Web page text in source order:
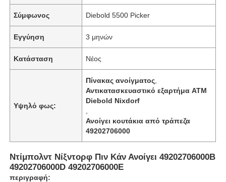
Σύμφωνος Diebold 5500 Picker
Εγγύηση 3 μηνών
Κατάσταση Νέος
Υψηλό φως:
Πίνακας ανοίγματος
Αντικατασκευαστικό εξαρτήμα ATM
Diebold Nixdorf
Ανοίγει κουτάκια από τράπεζα
49202706000
Ντίμπολντ Νίξντορφ Πιν Κάν Ανοίγει 49202706000B
49202706000D 49202706000E
περιγραφή: